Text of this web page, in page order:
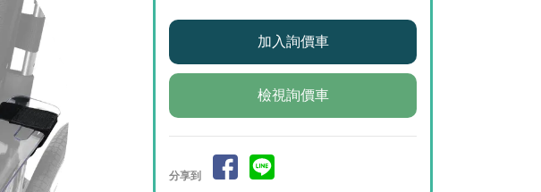
檢視詢價車
分享到